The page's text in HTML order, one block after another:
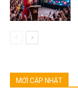
MỚI CẬP NHẬT